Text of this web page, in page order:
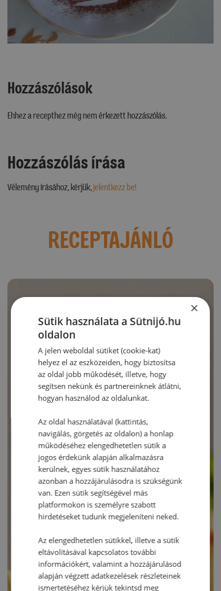
Hozzászólások
Ehhez a recepthez még nem érkezett hozzászólás.
Hozzászólás írása
Vélemény írásához, kérjük,jelentkezz be!
RECEPTAJÁNLÓ
×
Sütik használata a Sütnijó.hu
oldalon
A jelen weboldal sütiket (cookie-kat)
helyez el az eszközeiden, hogy biztosítsa
az oldal jobb működését, illetve, hogy
segítsen nekünk és partnereinknek átlátni,
hogyan használod az oldalunkat.
Az oldal használatával (kattintás,
navigálás, görgetés az oldalon) a honlap
működéséhez elengedhetetlen sütik a
jogos érdekünk alapján alkalmazásra
kerülnek, egyes sütik használatához
azonban a hozzájárulásodra is szükségünk
van. Ezen sütik segítségével más
platformokon is személyre szabott
hirdetéseket tudunk megjeleníteni neked.
Az elengedhetetlen sütikkel, illetve a sütik
eltávolításával kapcsolatos további
információkért, valamint a hozzájárulásod
alapján végzett adatkezelések részleteinek
ismertetéséhez kérjük tekintsd meg